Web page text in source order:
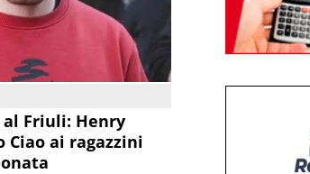
al Friuli: Henry
ai ragazzini